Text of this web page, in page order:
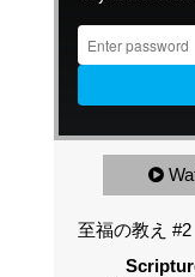
至福の教え